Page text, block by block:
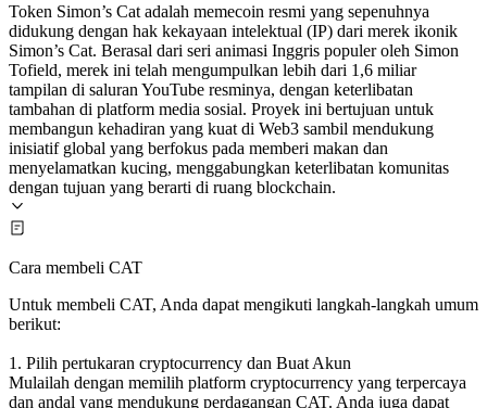
Token Simon’s Cat adalah memecoin resmi yang sepenuhnya
didukung dengan hak kekayaan intelektual (IP) dari merek ikonik
Simon’s Cat. Berasal dari seri animasi Inggris populer oleh Simon
Tofield, merek ini telah mengumpulkan lebih dari 1,6 miliar
tampilan di saluran YouTube resminya, dengan keterlibatan
tambahan di platform media sosial. Proyek ini bertujuan untuk
membangun kehadiran yang kuat di Web3 sambil mendukung
inisiatif global yang berfokus pada memberi makan dan
menyelamatkan kucing, menggabungkan keterlibatan komunitas
dengan tujuan yang berarti di ruang blockchain.
Cara membeli CAT
Untuk membeli CAT, Anda dapat mengikuti langkah-langkah umum
berikut:
1. Pilih pertukaran cryptocurrency dan Buat Akun
Mulailah dengan memilih platform cryptocurrency yang terpercaya
dan andal yang mendukung perdagangan CAT. Anda juga dapat